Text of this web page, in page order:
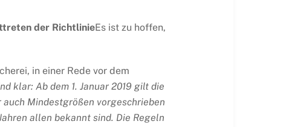
der RichtlinieEs ist zu hoffen,
in einer Rede vor dem
klar: Ab dem 1. Januar 2019 gilt die
Mindestgrößen vorgeschrieben
allen bekannt sind. Die Regeln